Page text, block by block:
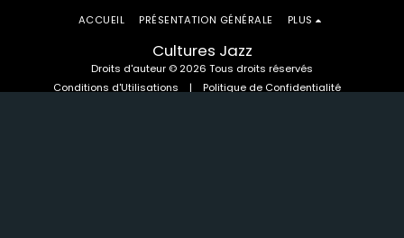
Cultures Jazz
Droits d'auteur © 2026 Tous droits réservés
Conditions d'Utilisations | Politique de Confidentialité
ACCUEIL PRÉSENTATION GÉNÉRALE PLUS